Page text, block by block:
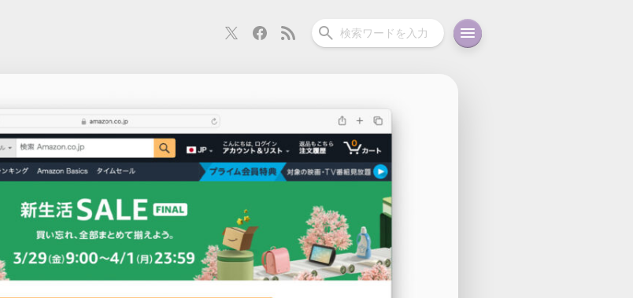
ウェアラブル スマートホーム 車・バイク 充電関連
カメラ 回線 iPhone Mac Android コラム ガイド